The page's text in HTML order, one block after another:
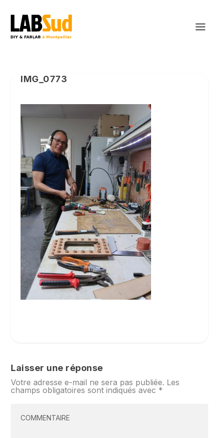
IMG_0773
Laisser une réponse
Votre adresse e-mail ne sera pas publiée. Les
champs obligatoires sont indiqués avec *